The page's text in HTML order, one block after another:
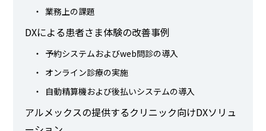
業務上の課題
DXによる患者さま体験の改善事例
予約システムおよびweb問診の導入
オンライン診療の実施
自動精算機および後払いシステムの導入
アルメックスの提供するクリニック向けDXソリュ